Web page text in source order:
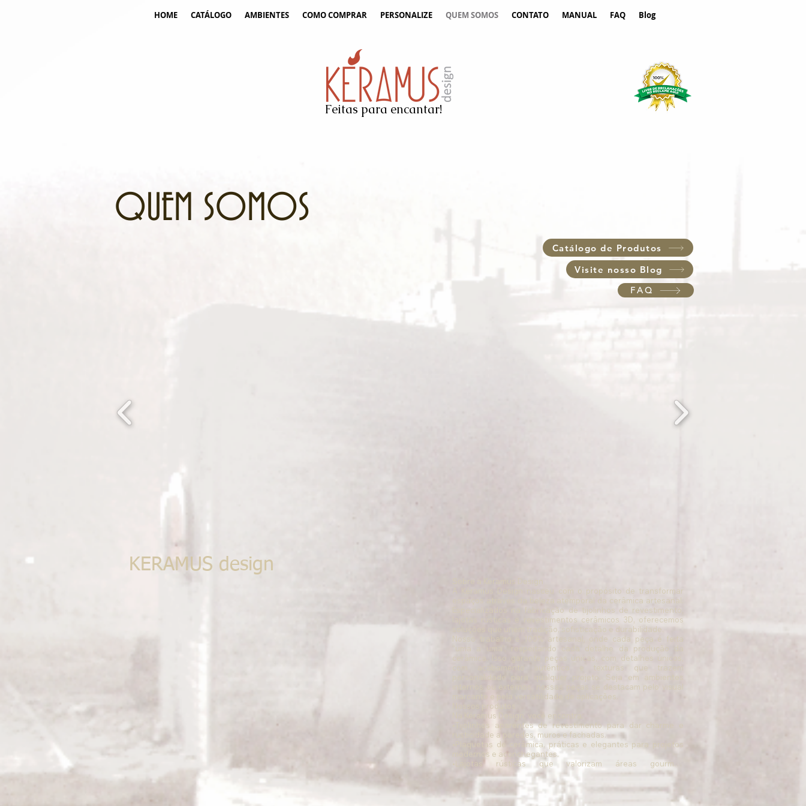
HOME CATÁLOGO AMBIENTES COMO COMPRAR PERSONALIZE QUEM SOMOS CONTATO MANUAL FAQ Blog
Feitas para encantar!
QUEM SOMOS
Catálogo de Produtos
Visite nosso Blog
FAQ
KERAMUS design
Sobre a Kéramus Design
A Kéramus Design nasceu com o propósito de transformar
espaços através da beleza atemporal da cerâmica artesanal.
Especializados na fabricação de tijolinhos de revestimento,
lajotas rústicas e revestimentos cerâmicos 3D, oferecemos
soluções que unem tradição, sofisticação e durabilidade.
Nosso trabalho é 100% artesanal, onde cada peça é feita
“uma a uma”, respeitando cada detalhe da produção da
cerâmica. Isso garante peças únicas, com detalhes únicos,
com acabamento autêntico e texturas que trazem
personalidade para qualquer projeto. Seja em ambientes
internos ou externos, nossas peças se destacam pelo visual
marcante e pela versatilidade de aplicações.
Nossos produtos
Na Kéramus Design, você encontra:
•Tijolinhos aparentes de revestimento para dar charme e
rusticidade a paredes, muros e fachadas.
•Plaquetas de cerâmica, práticas e elegantes para projetos
modernos e aconchegantes.
•Lajotas rústicas que valorizam áreas gourmet,
churrasqueiras e espaços de convivência.
•Grandes formatos para quem busca impacto visual e
sofisticação em revestimentos.
•Revestimentos cerâmicos 3D que propiciam um belo efeito de